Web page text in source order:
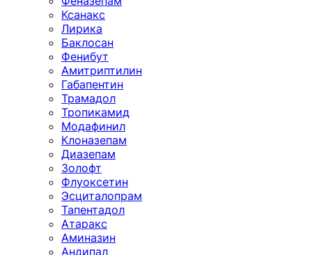
Ксанакс
Лирика
Баклосан
Фенибут
Амитриптилин
Габапентин
Трамадол
Тропикамид
Модафинил
Клоназепам
Диазепам
Золофт
Флуоксетин
Эсциталопрам
Тапентадол
Атаракс
Аминазин
Андипал